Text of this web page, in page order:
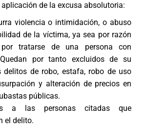
de la excusa absolutoria:
violencia o intimidación, o abuso
de la víctima, ya sea por razón
tratarse de una persona con
por tanto excluidos de su
delitos de robo, estafa, robo de uso
y alteración de precios en
públicas.
a las personas citadas que
el delito.